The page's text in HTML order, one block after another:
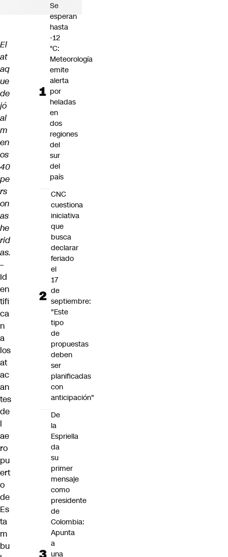
El
at
aq
ue
de
jó
al
m
en
os
40
pe
rs
on
as
he
rid
as.
–
Id
en
tifi
ca
n
a
los
at
ac
an
tes
de
l
ae
ro
pu
ert
o
de
Es
ta
m
bu
Se
esperan
hasta
-12
°C:
Meteorología
emite
alerta
por
heladas
en
dos
regiones
del
sur
del
país
CNC
cuestiona
iniciativa
que
busca
declarar
feriado
el
17
de
septiembre:
"Este
tipo
de
propuestas
deben
ser
planificadas
con
anticipación"
De
la
Espriella
da
su
primer
mensaje
como
presidente
de
Colombia:
Apunta
a
una